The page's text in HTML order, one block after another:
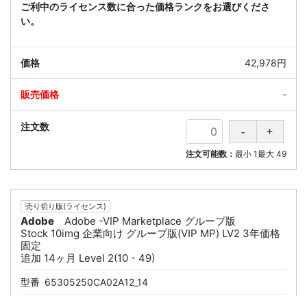
ご利中のライセンス数に合った価格ランクをお選びくださ
い。
42,978円
-
注文可能数： 最小 1最大 49
売り切り版(ライセンス)
Adobe
Adobe -VIP Marketplace グループ版
Stock 10img 企業向け グループ版(VIP MP) LV2 3年価格
固定
追加 14ヶ月 Level 2(10 - 49)
型番 65305250CA02A12_14